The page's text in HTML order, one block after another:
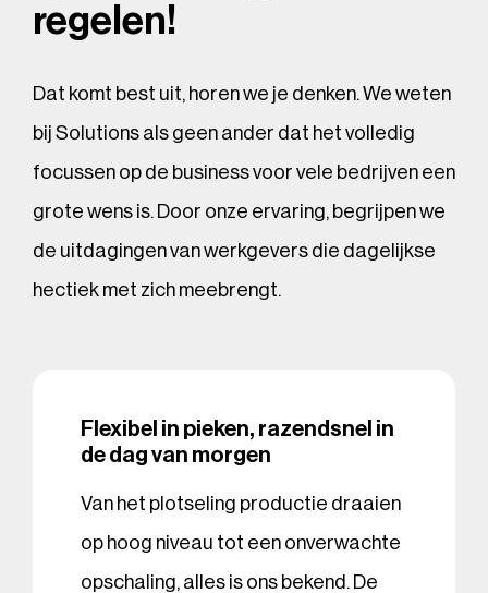
regelen!
Dat komt best uit, horen we je denken. We weten
bij Solutions als geen ander dat het volledig
focussen op de business voor vele bedrijven een
grote wens is. Door onze ervaring, begrijpen we
de uitdagingen van werkgevers die dagelijkse
hectiek met zich meebrengt.
Flexibel in pieken, razendsnel in
de dag van morgen
Van het plotseling productie draaien
op hoog niveau tot een onverwachte
opschaling, alles is ons bekend. De